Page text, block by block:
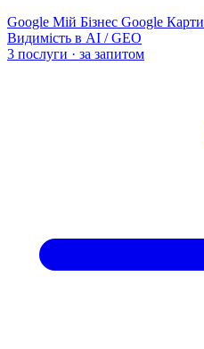
Google Мій Бізнес Google Карти
Видимість в AI / GEO
3 послуги · за запитом